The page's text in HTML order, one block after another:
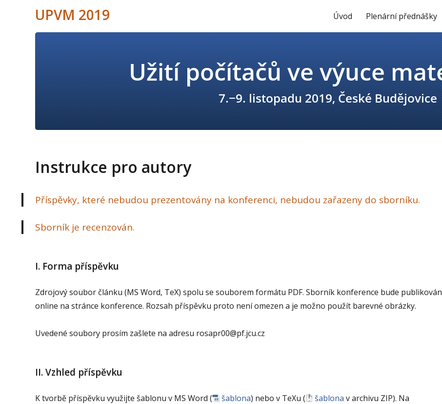
UPVM 2019 Úvod Plenární přednášky
Instrukce pro autory
Příspěvky, které nebudou prezentovány na konferenci, nebudou zařazeny do sborníku.
Sborník je recenzován.
I. Forma příspěvku
Zdrojový soubor článku (MS Word, TeX) spolu se souborem formátu PDF. Sborník konference bude publikován
online na stránce konference. Rozsah příspěvku proto není omezen a je možno použít barevné obrázky.
Uvedené soubory prosím zašlete na adresu rosapr00@pf.jcu.cz
II. Vzhled příspěvku
K tvorbě příspěvku využijte šablonu v MS Word ( šablona) nebo v TeXu ( šablona v archivu ZIP). Na